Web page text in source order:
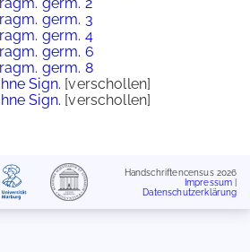
germ. 3
germ. 4
germ. 6
germ. 8
Sign. [verschollen]
Sign. [verschollen]
Handschriftencensus 2026
Impressum
Datenschutzerklärung